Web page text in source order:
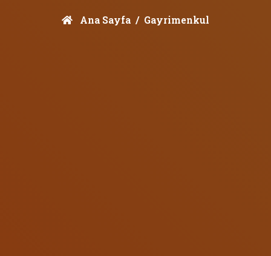
Ana Sayfa Gayrimenkul